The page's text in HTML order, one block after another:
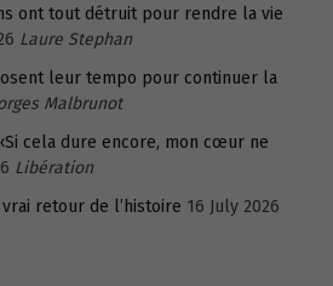
ont tout détruit pour rendre la vie
Laure Stephan
leur tempo pour continuer la
Malbrunot
cela dure encore, mon cœur ne
Libération
retour de l’histoire 16 July 2026